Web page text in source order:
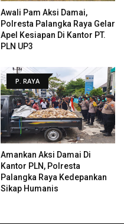
Awali Pam Aksi Damai,
Polresta Palangka Raya Gelar
Apel Kesiapan Di Kantor PT.
PLN UP3
P. RAYA
Amankan Aksi Damai Di
Kantor PLN, Polresta
Palangka Raya Kedepankan
Sikap Humanis